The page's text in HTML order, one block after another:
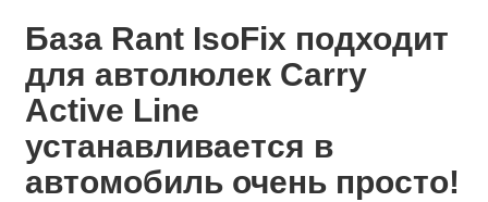
База Rant IsoFix подходит
для автолюлек Carry
Active Line
устанавливается в
автомобиль очень просто!